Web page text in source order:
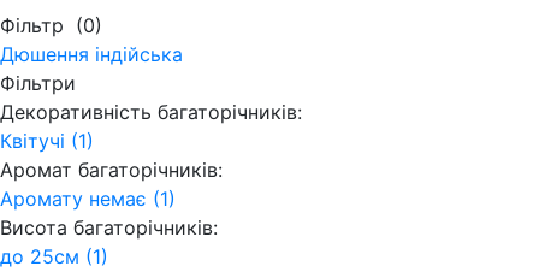
Фільтр (0)
Дюшення індійська
Фільтри
Декоративність багаторічників:
Квітучі (1)
Аромат багаторічників:
Аромату немає (1)
Висота багаторічників:
до 25см (1)